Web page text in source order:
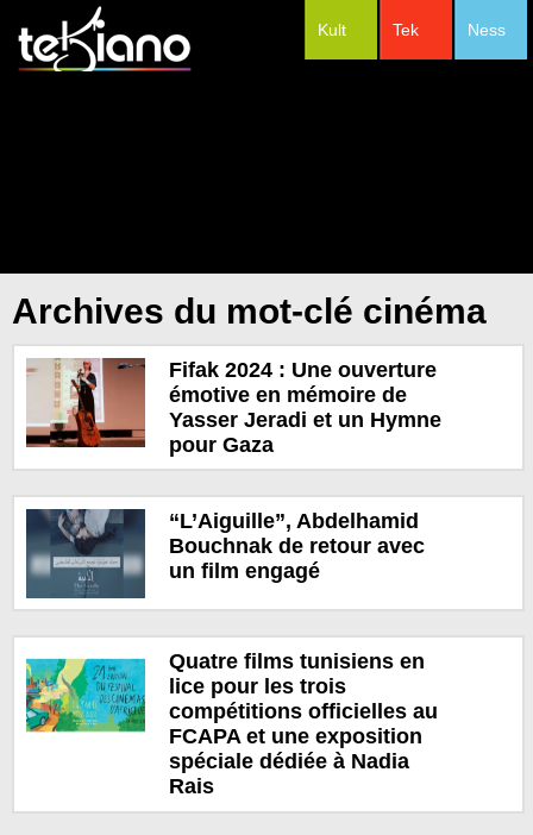
Ness
Tek
Kult
Archives du mot-clé cinéma
Fifak 2024 : Une ouverture
émotive en mémoire de
Yasser Jeradi et un Hymne
pour Gaza
“L’Aiguille”, Abdelhamid
Bouchnak de retour avec
un film engagé
Quatre films tunisiens en
lice pour les trois
compétitions officielles au
FCAPA et une exposition
spéciale dédiée à Nadia
Rais